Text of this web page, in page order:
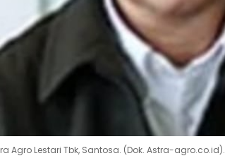
Agro Lestari Tbk, Santosa. (Dok. Astra-agro.co.id).